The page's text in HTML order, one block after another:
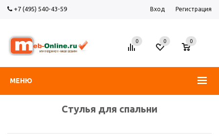
+7 (495) 540-43-59 Вход Регистрация
МЕНЮ
0 0
0
Стулья для спальни